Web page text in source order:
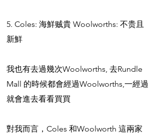
5. Coles: 海鮮贼貴 Woolworths: 不贵且
新鮮
我也有去過幾次Woolworths, 去Rundle
Mall 的時候都會經過Woolworths,一經過
就會進去看看買買
對我而言，Coles 和Woolworth 這兩家